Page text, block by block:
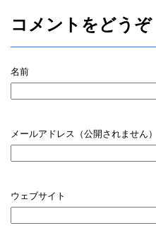
コメントをどうぞ
名前
メールアドレス（公開されません）
ウェブサイト